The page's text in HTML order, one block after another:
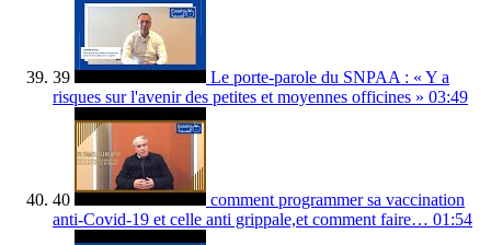
39
Le porte-parole du SNPAA : « Y a
risques sur l'avenir des petites et moyennes officines » 03:49
40
comment programmer sa vaccination
anti-Covid-19 et celle anti grippale,et comment faire… 01:54